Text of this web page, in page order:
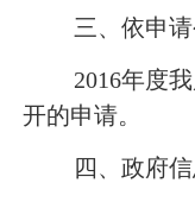
三、依申
2016年度
开的申请。
四、政府